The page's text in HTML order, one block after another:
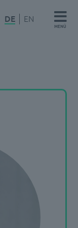
DE EN
MENÜ